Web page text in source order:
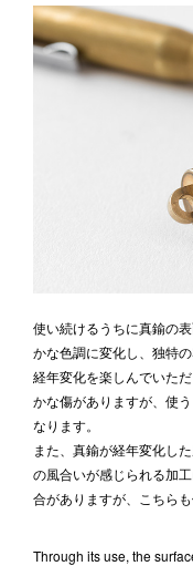
使い続けるうちに真鍮の
かな色調に変化し、独特
経年変化を楽しんでいた
かな傷がありますが、使
なります。
また、真鍮が経年変化し
の風合いが感じられる加
合がありますが、こちら
Through its use, the